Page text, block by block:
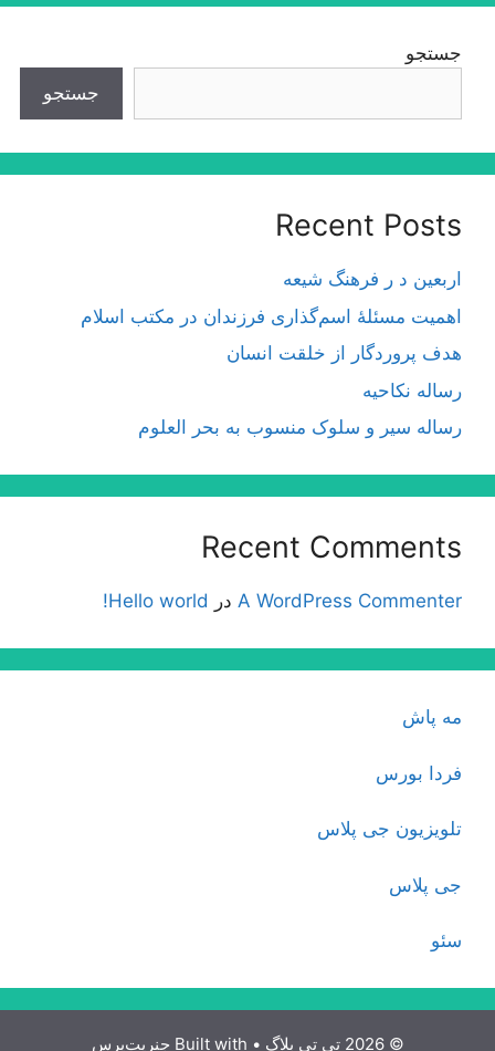
جستجو
جستجو
Recent Posts
اربعین د ر فرهنگ شیعه
اهمیت مسئلۀ اسم‌گذارى فرزندان در مكتب اسلام
هدف پروردگار از خلقت انسان
رساله نکاحیه
رساله سیر و سلوک منسوب به بحر العلوم
Recent Comments
A WordPress Commenter در Hello world!
مه پاش
فردا بورس
تلویزیون جی پلاس
جی پلاس
سئو
© 2026 تی تی بلاگ • Built with جنریت‌پرس